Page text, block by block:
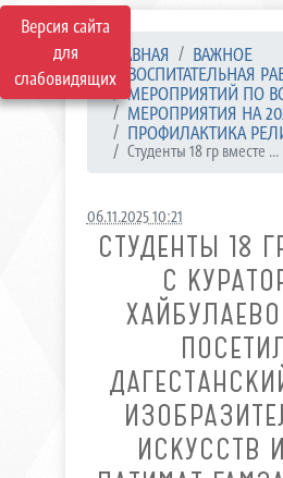
Версия сайта
для
слабовидящих
ГЛАВНАЯ
ВАЖНОЕ
ВОСПИТАТЕЛЬНАЯ
МЕРОПРИЯТИЙ ПО
МЕРОПРИЯТИЯ НА
ПРОФИЛАКТИКА
Студенты 18 гр вместе ...
06.11.2025 10:21
СТУДЕНТЫ 18
С
ИСКУССТВ